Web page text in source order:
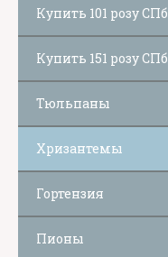
Купить 101 розу СПб
Купить 151 розу СПб
Тюльпаны
Хризантемы
Гортензия
Пионы